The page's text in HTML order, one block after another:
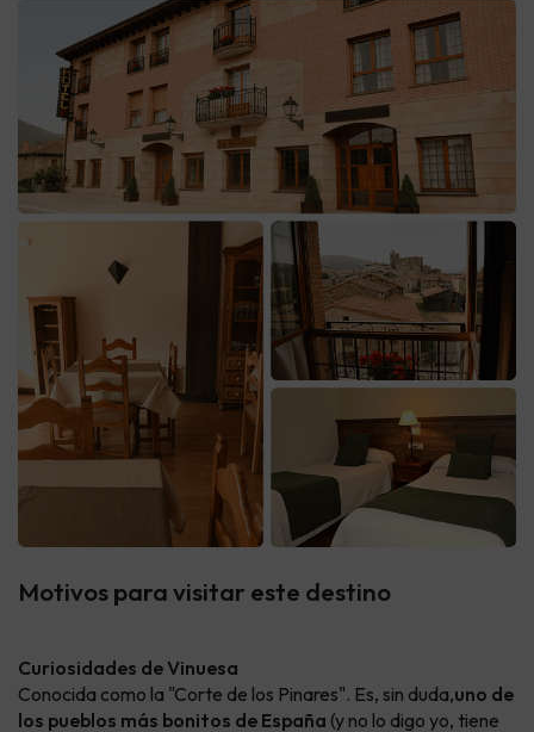
Motivos para visitar este destino
Curiosidades de Vinuesa
Conocida como la "Corte de los Pinares". Es, sin duda,uno de
los pueblos más bonitos de España (y no lo digo yo, tiene